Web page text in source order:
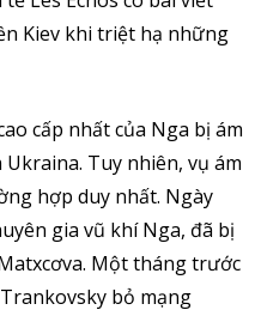
Kiev khi triệt hạ những
cấp nhất của Nga bị ám
Tuy nhiên, vụ ám
hợp duy nhất. Ngày
gia vũ khí Nga, đã bị
Một tháng trước
bỏ mạng